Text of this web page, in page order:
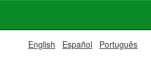
English Español Português